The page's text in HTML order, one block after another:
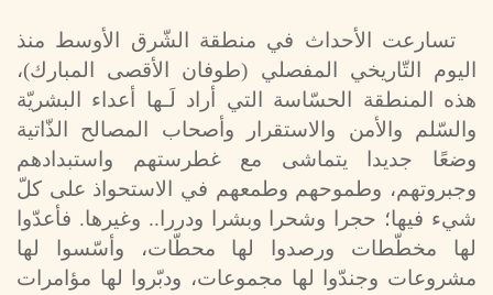
تسارعت الأحداث في منطقة الشّرق الأوسط منذ
اليوم التّاريخي المفصلي (طوفان الأقصى المبارك)،
هذه المنطقة الحسّاسة التي أراد لَـها أعداء البشريّة
والسّلم والأمن والاستقرار وأصحاب المصالح الذّاتية
وضعًا جديدا يتماشى مع غطرستهم واستبدادهم
وجبروتهم، وطموحهم وطمعهم في الاستحواذ على كلّ
شيء فيها؛ حجرا وشحرا وبشرا ودررا.. وغيرها. فأعدّوا
لها مخطّطات ورصدوا لها محطّات، وأسّسوا لها
مشروعات وجندّوا لها مجموعات، ودبّروا لها مؤامرات